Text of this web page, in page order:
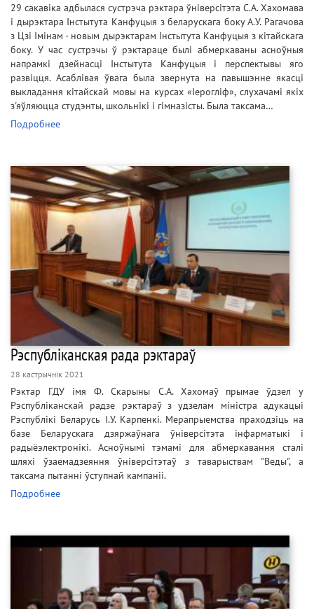
29 сакавіка адбылася сустрэча рэктара ўніверсітэта С.А. Хахомава
і дырэктара Інстытута Канфуцыя з беларускага боку А.У. Рагачова
з Цзі Імінам - новым дырэктарам Інстытута Канфуцыя з кітайскага
боку. У час сустрэчы ў рэктараце былі абмеркаваны асноўныя
напрамкі дзейнасці Інстытута Канфуцыя і перспектывы яго
развіцця. Асаблівая ўвага была звернута на павышэнне якасці
выкладання кітайскай мовы на курсах «Іерогліф», слухачамі якіх
з'яўляюцца студэнты, школьнікі і гімназісты. Была таксама…
Подробнее
Рэспубліканская рада рэктараў
28 кастрычнік 2021
Рэктар ГДУ імя Ф. Скарыны С.А. Хахомаў прымае ўдзел у
Рэспубліканскай радзе рэктараў з удзелам міністра адукацыі
Рэспублікі Беларусь І.У. Карпенкі. Мерапрыемства праходзіць на
базе Беларускага дзяржаўнага ўніверсітэта інфарматыкі і
радыёэлектронікі. Асноўнымі тэмамі для абмеркавання сталі
шляхі ўзаемадзеяння ўніверсітэтаў з таварыствам "Веды", а
таксама пытанні ўступнай кампаніі.
Подробнее